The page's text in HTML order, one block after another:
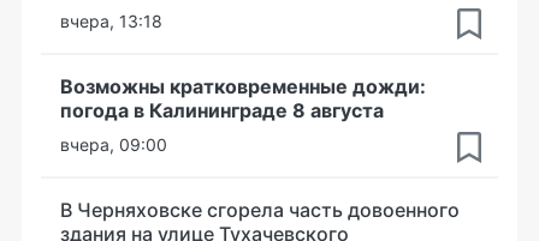
вчера, 13:18
Возможны кратковременные дожди:
погода в Калининграде 8 августа
вчера, 09:00
В Черняховске сгорела часть довоенного
здания на улице Тухачевского